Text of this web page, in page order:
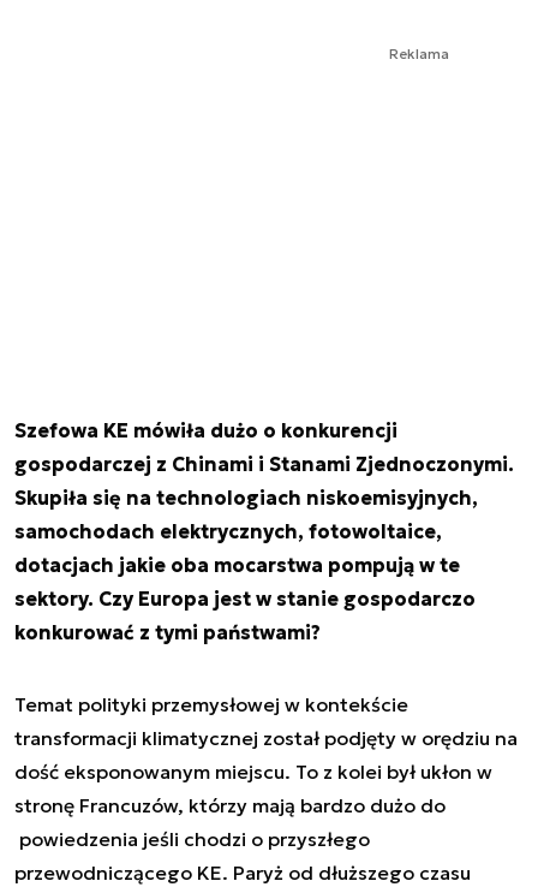
Reklama
Szefowa KE mówiła dużo o konkurencji
gospodarczej z Chinami i Stanami Zjednoczonymi.
Skupiła się na technologiach niskoemisyjnych,
samochodach elektrycznych, fotowoltaice,
dotacjach jakie oba mocarstwa pompują w te
sektory. Czy Europa jest w stanie gospodarczo
konkurować z tymi państwami?
Temat polityki przemysłowej w kontekście
transformacji klimatycznej został podjęty w orędziu na
dość eksponowanym miejscu. To z kolei był ukłon w
stronę Francuzów, którzy mają bardzo dużo do
powiedzenia jeśli chodzi o przyszłego
przewodniczącego KE. Paryż od dłuższego czasu